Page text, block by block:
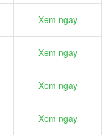
Xem ngay
Xem ngay
Xem ngay
Xem ngay